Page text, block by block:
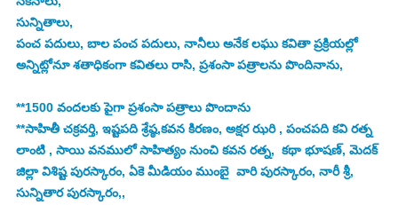
సున్నితాలు,
పంచ పదులు, బాల పంచ పదులు, నానీలు అనేక లఘు కవితా ప్రక్రియల్లో
అన్నిట్లోనూ శతాధికంగా కవితలు రాసి, ప్రశంసా పత్రాలను పొందినాను,
**1500 వందలకు పైగా ప్రశంసా పత్రాలు పొందాను
**సాహితీ చక్రవర్తి, ఇష్టపది శ్రేష్ఠ,కవన కిరణం, అక్షర ఝరి , పంచపది కవి రత్న
లాంటి , సాయి వనములో సాహిత్యం నుంచి కవన రత్న,  కథా భూషణ్, మెదక్
జిల్లా విశిష్ట పురస్కారం, ఏకె మీడియం ముంబై  వారి పురస్కారం, నారీ శ్రీ,
సున్నితార పురస్కారం,,